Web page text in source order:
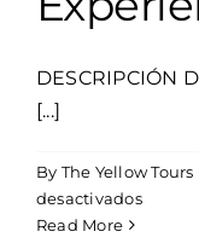
DESCRIPCIÓN
[...]
By The Yellow Tours
desactivadosen
Read More